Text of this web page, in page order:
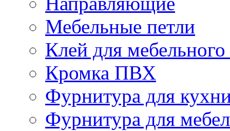
Мебельные петли
Клей для мебельного
Кромка ПВХ
Фурнитура для
Фурнитура для